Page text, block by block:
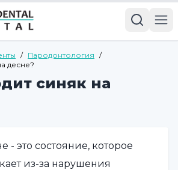
/ Пародонтология /
десне?
синяк на
- это состояние, которое
из-за нарушения